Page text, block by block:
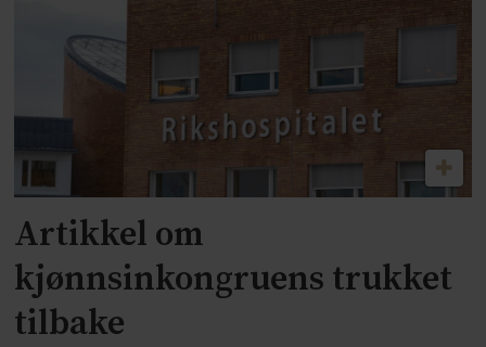
Artikkel om
kjønnsinkongruens trukket
tilbake